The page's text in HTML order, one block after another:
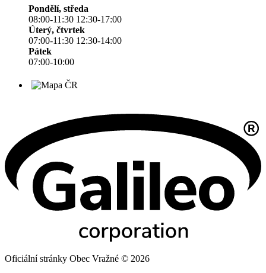
Pondělí, středa
08:00-11:30 12:30-17:00
Úterý, čtvrtek
07:00-11:30 12:30-14:00
Pátek
07:00-10:00
Oficiální stránky Obec Vražné © 2026